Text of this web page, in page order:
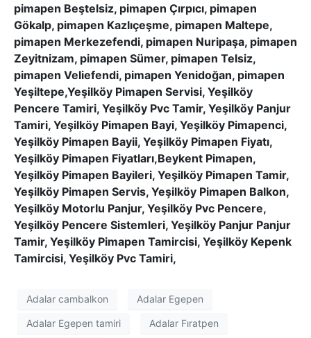
pimapen Beştelsiz, pimapen Çırpıcı, pimapen
Gökalp, pimapen Kazlıçeşme, pimapen Maltepe,
pimapen Merkezefendi, pimapen Nuripaşa, pimapen
Zeyitnizam, pimapen Sümer, pimapen Telsiz,
pimapen Veliefendi, pimapen Yenidoğan, pimapen
Yeşiltepe,Yeşilköy Pimapen Servisi, Yeşilköy
Pencere Tamiri, Yeşilköy Pvc Tamir, Yeşilköy Panjur
Tamiri, Yeşilköy Pimapen Bayi, Yeşilköy Pimapenci,
Yeşilköy Pimapen Bayii, Yeşilköy Pimapen Fiyatı,
Yeşilköy Pimapen Fiyatları,Beykent Pimapen,
Yeşilköy Pimapen Bayileri, Yeşilköy Pimapen Tamir,
Yeşilköy Pimapen Servis, Yeşilköy Pimapen Balkon,
Yeşilköy Motorlu Panjur, Yeşilköy Pvc Pencere,
Yeşilköy Pencere Sistemleri, Yeşilköy Panjur Panjur
Tamir, Yeşilköy Pimapen Tamircisi, Yeşilköy Kepenk
Tamircisi, Yeşilköy Pvc Tamiri,
Adalar cambalkon Adalar Egepen
Adalar Egepen tamiri Adalar Fıratpen